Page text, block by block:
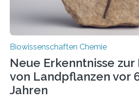
Biowissenschaften Chemie
Neue Erkenntnisse
von Landpflanzen vor
Jahren